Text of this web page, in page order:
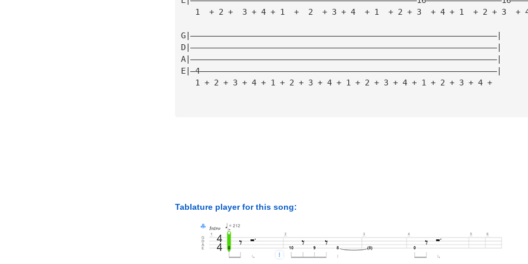
1  + 2 +  3 + 4 + 1  +  2  + 3 + 4  + 1  + 2 + 3  + 4 + 1  + 2 + 3  +
G|—————————————————————————————————————————————————————————————————|
D|—————————————————————————————————————————————————————————————————|
A|—————————————————————————————————————————————————————————————————|
E|—4———————————————————————————————————————————————————————————————|
   1 + 2 + 3 + 4 + 1 + 2 + 3 + 4 + 1 + 2 + 3 + 4 + 1 + 2 + 3 + 4 +
Tablature player for this song: